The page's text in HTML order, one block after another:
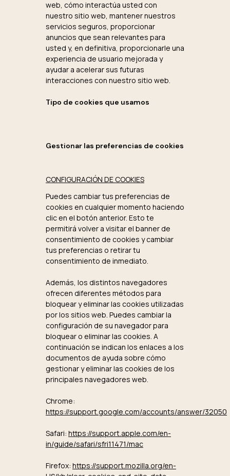
web, cómo interactúa usted con
nuestro sitio web, mantener nuestros
servicios seguros, proporcionar
anuncios que sean relevantes para
usted y, en definitiva, proporcionarle una
experiencia de usuario mejorada y
ayudar a acelerar sus futuras
interacciones con nuestro sitio web.
Tipo de cookies que usamos
Gestionar las preferencias de cookies
CONFIGURACIÓN DE COOKIES
Puedes cambiar tus preferencias de
cookies en cualquier momento haciendo
clic en el botón anterior. Esto te
permitirá volver a visitar el banner de
consentimiento de cookies y cambiar
tus preferencias o retirar tu
consentimiento de inmediato.
Además, los distintos navegadores
ofrecen diferentes métodos para
bloquear y eliminar las cookies utilizadas
por los sitios web. Puedes cambiar la
configuración de su navegador para
bloquear o eliminar las cookies. A
continuación se indican los enlaces a los
documentos de ayuda sobre cómo
gestionar y eliminar las cookies de los
principales navegadores web.
Chrome:
https://support.google.com/accounts/answer/32050
Safari: https://support.apple.com/en-
in/guide/safari/sfri11471/mac
Firefox: https://support.mozilla.org/en-